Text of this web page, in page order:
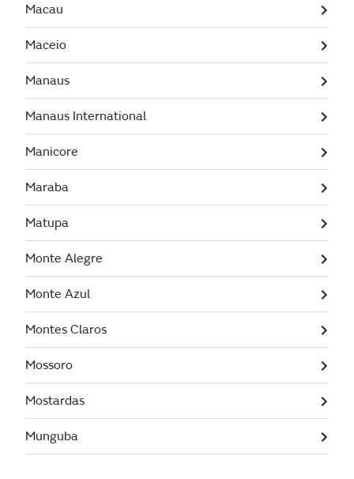
Macau
Maceio
Manaus
Manaus International
Manicore
Maraba
Matupa
Monte Alegre
Monte Azul
Montes Claros
Mossoro
Mostardas
Munguba